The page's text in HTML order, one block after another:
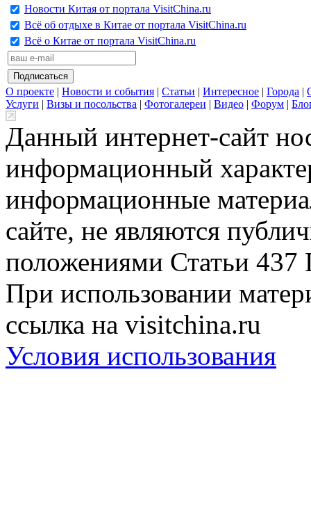
Новости Китая от портала VisitChina.ru
Всё об отдыхе в Китае от портала VisitChina.ru
Всё о Китае от портала VisitChina.ru
О проекте | Новости и события | Статьи | Интересное | Города |
Услуги | Визы и посольства | Фотогалереи | Видео | Форум |
Данный интернет-сайт
информационный
информационные
сайте, не являются
положениями Статьи 437
При использовании
ссылка на visitchina.ru
Условия использования